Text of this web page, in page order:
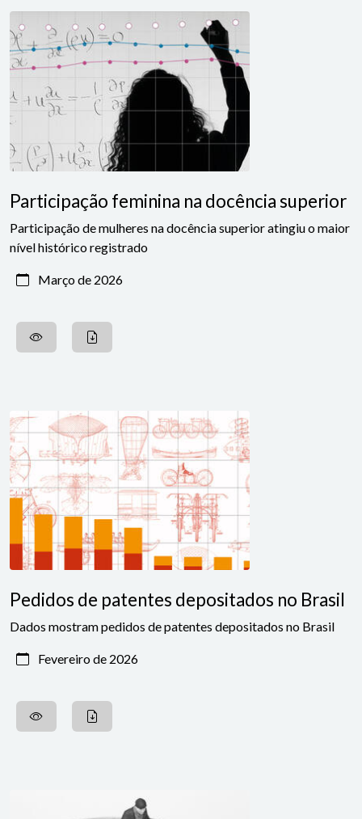
Participação feminina na docência superior
Participação de mulheres na docência superior atingiu o maior
nível histórico registrado
Março de 2026
Pedidos de patentes depositados no Brasil
Dados mostram pedidos de patentes depositados no Brasil
Fevereiro de 2026